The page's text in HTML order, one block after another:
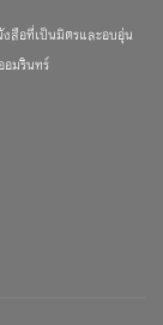
สือที่เป็นมิตรและอบอุ่น
มรินทร์